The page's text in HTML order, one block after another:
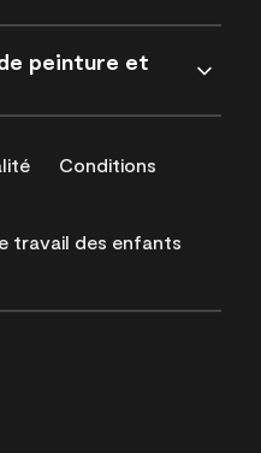
peinture et
Conditions
travail des enfants